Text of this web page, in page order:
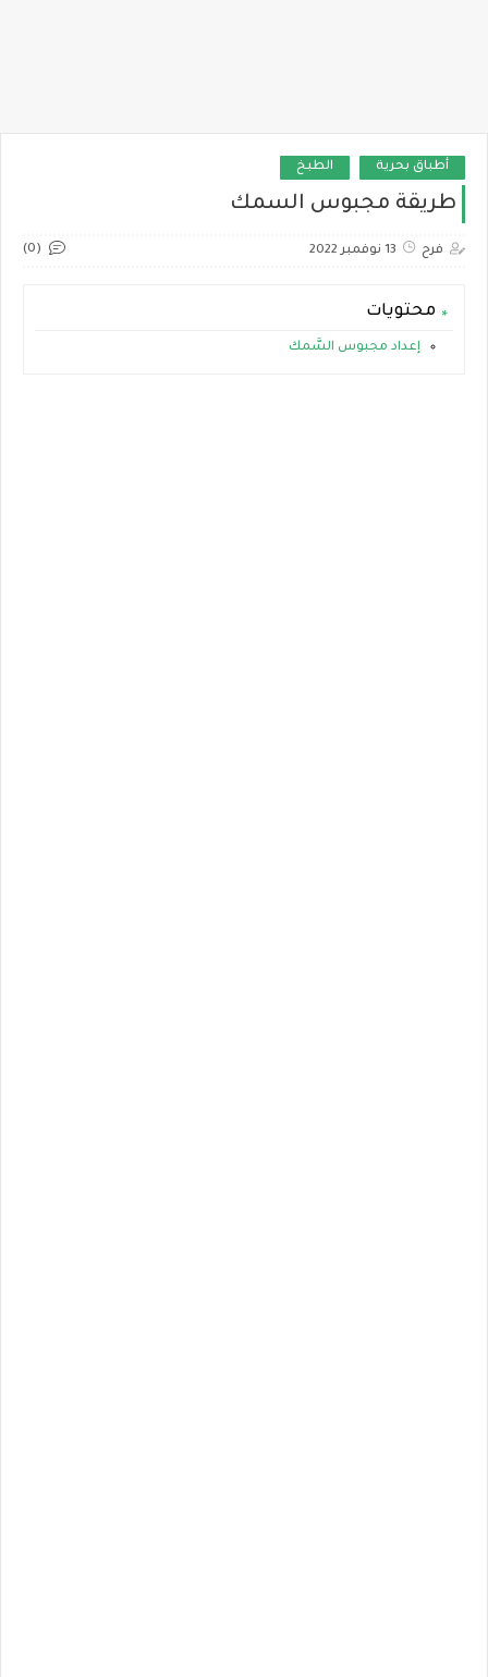
أطباق بحرية الطبخ
طريقة مجبوس السمك
فرح 13 نوفمبر 2022 (0)
محتويات
إعداد مجبوس السَّمك